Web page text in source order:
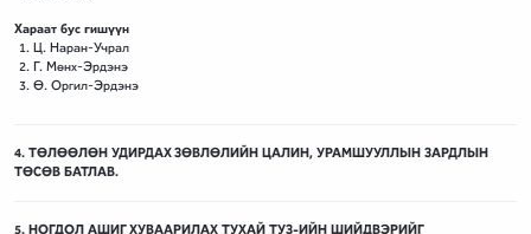
Хараат бус гишүүн
Ц. Наран-Учрал
Г. Мөнх-Эрдэнэ
Ө. Оргил-Эрдэнэ
4. ТӨЛӨӨЛӨН УДИРДАХ ЗӨВЛӨЛИЙН ЦАЛИН, УРАМШУУЛЛЫН ЗАРДЛЫН
ТӨСӨВ БАТЛАВ.
5. НОГДОЛ АШИГ ХУВААРИЛАХ ТУХАЙ ТУЗ-ИЙН ШИЙДВЭРИЙГ